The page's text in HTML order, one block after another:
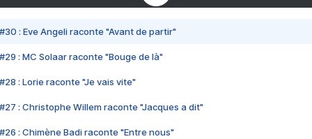
#30 : Eve Angeli raconte "Avant de partir"
#29 : MC Solaar raconte "Bouge de là"
#28 : Lorie raconte "Je vais vite"
#27 : Christophe Willem raconte "Jacques a dit"
#26 : Chimène Badi raconte "Entre nous"